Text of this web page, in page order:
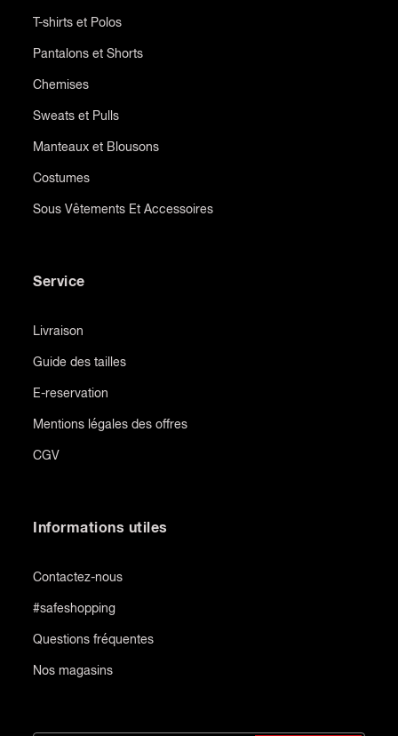
T-shirts et Polos
Pantalons et Shorts
Chemises
Sweats et Pulls
Manteaux et Blousons
Costumes
Sous Vêtements Et Accessoires
Service
Livraison
Guide des tailles
E-reservation
Mentions légales des offres
CGV
Informations utiles
Contactez-nous
#safeshopping
Questions fréquentes
Nos magasins